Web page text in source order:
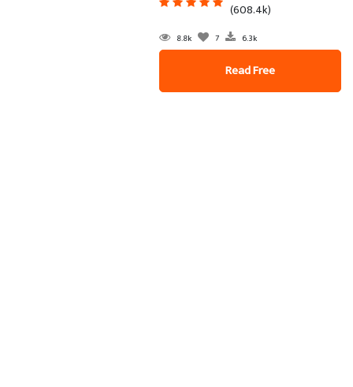
(608.4k)
8.8k 7 6.3k
Read Free